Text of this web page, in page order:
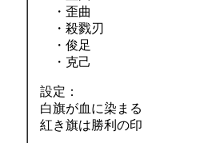
・歪曲
・殺戮刃
・俊足
・克己
設定：
白旗が血に染まる
紅き旗は勝利の印